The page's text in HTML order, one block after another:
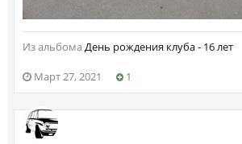
Из альбома День рождения клуба - 16 лет
Март 27, 2021 1